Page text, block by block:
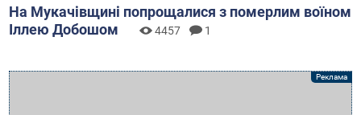
На Мукачівщині попрощалися з померлим воїном
Іллею Добошом
4457 1